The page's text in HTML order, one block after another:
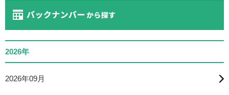
2026年
2026年09月